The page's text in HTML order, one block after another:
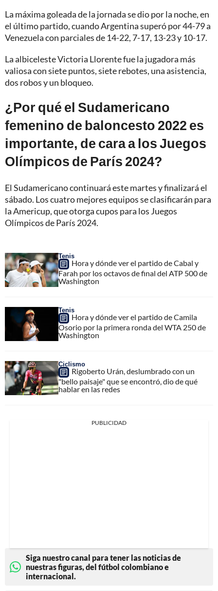
La máxima goleada de la jornada se dio por la noche, en
el último partido, cuando Argentina superó por 44-79 a
Venezuela con parciales de 14-22, 7-17, 13-23 y 10-17.
La albiceleste Victoria Llorente fue la jugadora más
valiosa con siete puntos, siete rebotes, una asistencia,
dos robos y un bloqueo.
¿Por qué el Sudamericano
femenino de baloncesto 2022 es
importante, de cara a los Juegos
Olímpicos de París 2024?
El Sudamericano continuará este martes y finalizará el
sábado. Los cuatro mejores equipos se clasificarán para
la Americup, que otorga cupos para los Juegos
Olímpicos de París 2024.
Tenis
Hora y dónde ver el partido de Cabal y
Farah por los octavos de final del ATP 500 de
Washington
Tenis
Hora y dónde ver el partido de Camila
Osorio por la primera ronda del WTA 250 de
Washington
Ciclismo
Rigoberto Urán, deslumbrado con un
"bello paisaje" que se encontró, dio de qué
hablar en las redes
PUBLICIDAD
Siga nuestro canal para tener las noticias de
nuestras figuras, del fútbol colombiano e
internacional.